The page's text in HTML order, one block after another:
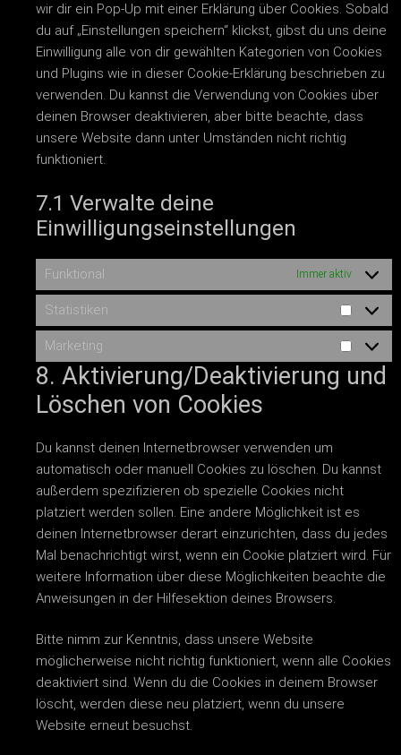
wir dir ein Pop-Up mit einer Erklärung über Cookies. Sobald
du auf „Einstellungen speichern“ klickst, gibst du uns deine
Einwilligung alle von dir gewählten Kategorien von Cookies
und Plugins wie in dieser Cookie-Erklärung beschrieben zu
verwenden. Du kannst die Verwendung von Cookies über
deinen Browser deaktivieren, aber bitte beachte, dass
unsere Website dann unter Umständen nicht richtig
funktioniert.
7.1 Verwalte deine
Einwilligungseinstellungen
Funktional Immer aktiv
Statistiken
Marketing
8. Aktivierung/Deaktivierung und
Löschen von Cookies
Du kannst deinen Internetbrowser verwenden um
automatisch oder manuell Cookies zu löschen. Du kannst
außerdem spezifizieren ob spezielle Cookies nicht
platziert werden sollen. Eine andere Möglichkeit ist es
deinen Internetbrowser derart einzurichten, dass du jedes
Mal benachrichtigt wirst, wenn ein Cookie platziert wird. Für
weitere Information über diese Möglichkeiten beachte die
Anweisungen in der Hilfesektion deines Browsers.
Bitte nimm zur Kenntnis, dass unsere Website
möglicherweise nicht richtig funktioniert, wenn alle Cookies
deaktiviert sind. Wenn du die Cookies in deinem Browser
löscht, werden diese neu platziert, wenn du unsere
Website erneut besuchst.